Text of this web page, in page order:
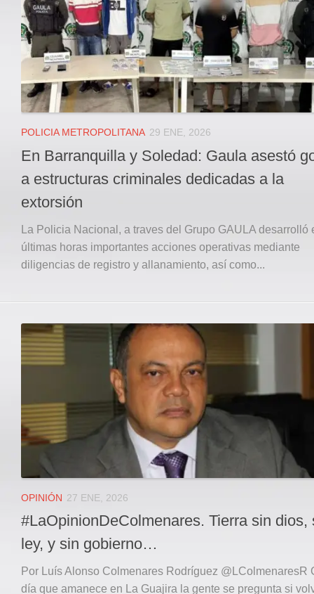
POLICIA METROPOLITANA 29 ENE, 2026
En Barranquilla y Soledad: Gaula asestó
a estructuras criminales dedicadas a la
extorsión
La Policia Nacional, a traves del Grupo GAULA desarrolló
últimas horas importantes acciones operativas mediante
diligencias de registro y allanamiento, así como...
OPINIÓN 27 ENE, 2026
#LaOpinionDeColmenares. Tierra sin dios,
ley, y sin gobierno…
Por Luís Alonso Colmenares Rodríguez @LColmenaresR
día que amanece en La Guajira la gente se pregunta si